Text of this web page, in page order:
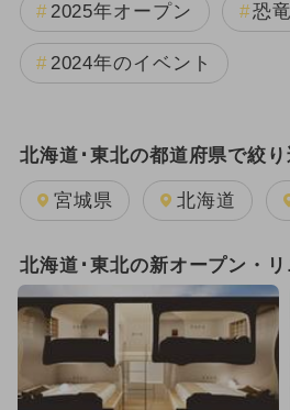
2025年オープン 恐竜
2024年のイベント
夏休み 日帰り
2025年11月のイベント
2025年8月のイベント
2025年9月のイベント
2025年12月のイベント
北海道･東北の都道府県で絞り
宮城県 北海道
北海道･東北の新オープン・